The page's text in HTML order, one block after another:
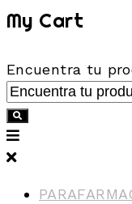
My Cart
Encuentra tu